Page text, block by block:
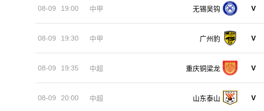
08-09 19:00 中甲 无锡吴钩 V
08-09 19:30 中甲 广州豹 V
08-09 19:35 中超 重庆铜梁龙 V
08-09 20:00 中超 山东泰山 V